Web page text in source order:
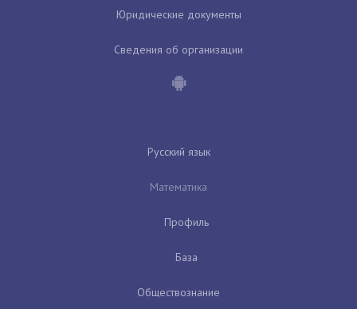
Юридические документы
Сведения об организации
Русский язык
Математика
Профиль
База
Обществознание